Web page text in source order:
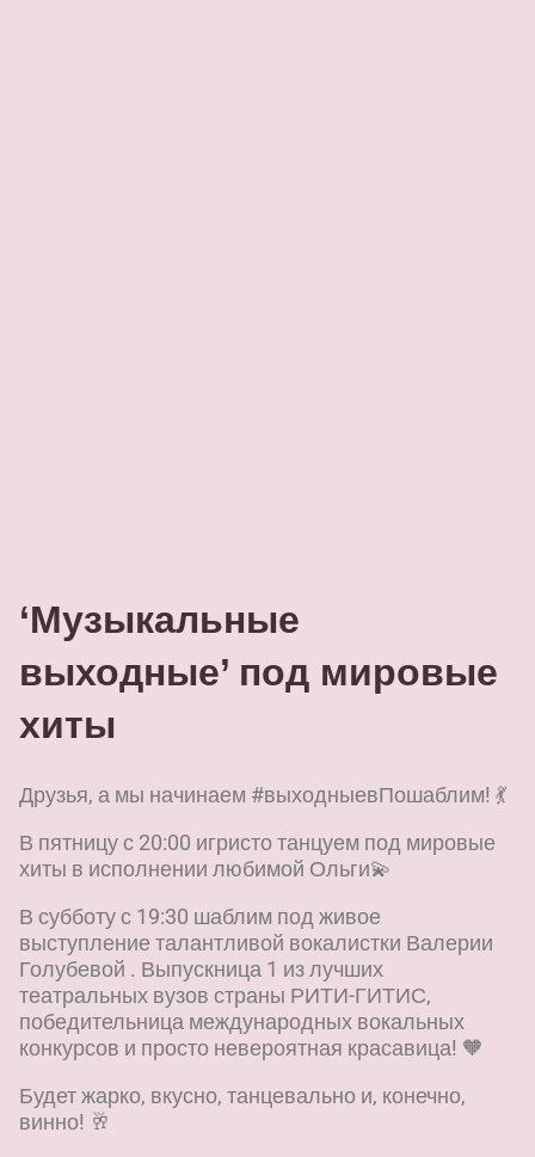
‘Музыкальные
выходные’ под мировые
хиты
Друзья, а мы начинаем #выходныевПошаблим! 💃
В пятницу с 20:00 игристо танцуем под мировые
хиты в исполнении любимой Ольги💫
В субботу с 19:30 шаблим под живое
выступление талантливой вокалистки Валерии
Голубевой . Выпускница 1 из лучших
театральных вузов страны РИТИ-ГИТИС,
победительница международных вокальных
конкурсов и просто невероятная красавица! 🧡
Будет жарко, вкусно, танцевально и, конечно,
винно! 🥂